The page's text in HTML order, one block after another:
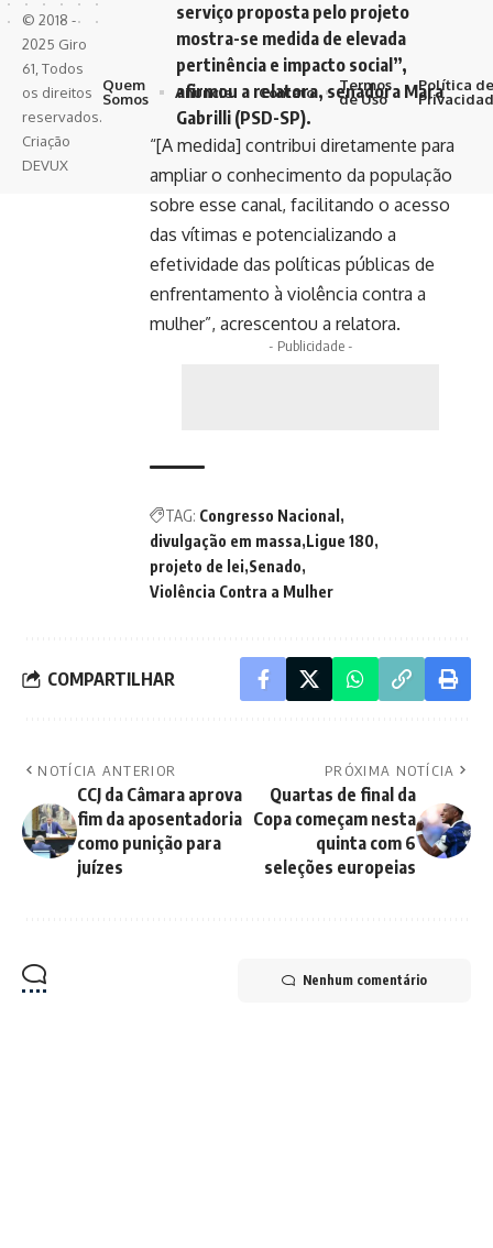
serviço proposta pelo projeto
mostra-se medida de elevada
pertinência e impacto social”,
afirmou a relatora, senadora Mara
Gabrilli (PSD-SP).
“[A medida] contribui diretamente para
ampliar o conhecimento da população
sobre esse canal, facilitando o acesso
das vítimas e potencializando a
efetividade das políticas públicas de
enfrentamento à violência contra a
mulher”, acrescentou a relatora.
- Publicidade -
TAG: Congresso Nacional
divulgação em massa Ligue 180
projeto de lei Senado
Violência Contra a Mulher
COMPARTILHAR
NOTÍCIA ANTERIOR
CCJ da Câmara aprova
fim da aposentadoria
como punição para
juízes
PRÓXIMA NOTÍCIA
Quartas de final da
Copa começam nesta
quinta com 6
seleções europeias
Nenhum comentário
© 2018 -
2025 Giro
61, Todos
os direitos
reservados.
Criação
DEVUX
Quem
Somos
Anuncie Contato
Termos
de Uso
Política